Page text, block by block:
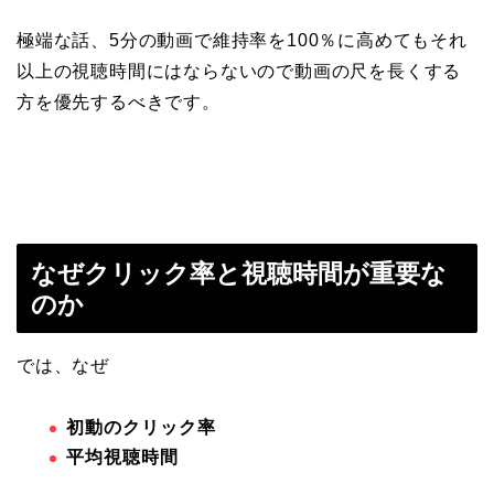
極端な話、5分の動画で維持率を100％に高めてもそれ
以上の視聴時間にはならないので動画の尺を長くする
方を優先するべきです。
なぜクリック率と視聴時間が重要な
のか
では、なぜ
初動のクリック率
平均視聴時間